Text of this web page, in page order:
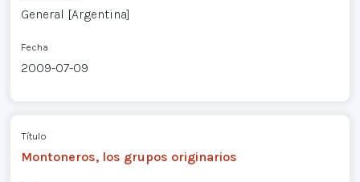
General [Argentina]
Fecha
2009-07-09
Título
Montoneros, los grupos originarios